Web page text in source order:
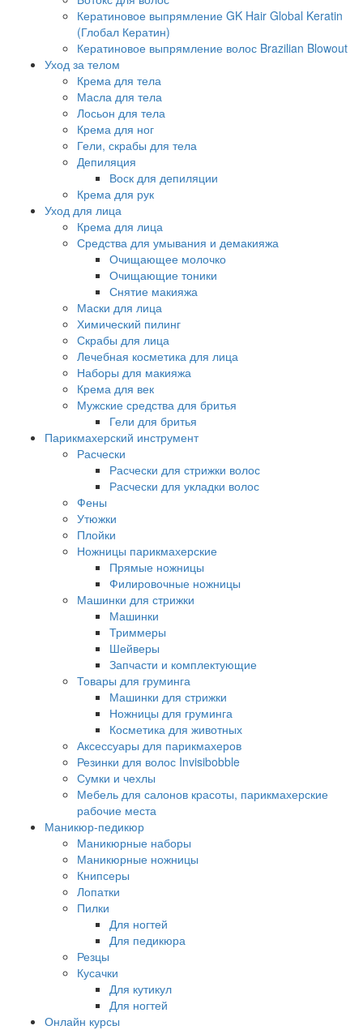
Кератиновое выпрямление GK Hair Global Keratin
(Глобал Кератин)
Кератиновое выпрямление волос Brazilian Blowout
Уход за телом
Крема для тела
Масла для тела
Лосьон для тела
Крема для ног
Гели, скрабы для тела
Депиляция
Воск для депиляции
Крема для рук
Уход для лица
Крема для лица
Средства для умывания и демакияжа
Очищающее молочко
Очищающие тоники
Снятие макияжа
Маски для лица
Химический пилинг
Скрабы для лица
Лечебная косметика для лица
Наборы для макияжа
Крема для век
Мужские средства для бритья
Гели для бритья
Парикмахерский инструмент
Расчески
Расчески для стрижки волос
Расчески для укладки волос
Фены
Утюжки
Плойки
Ножницы парикмахерские
Прямые ножницы
Филировочные ножницы
Машинки для стрижки
Машинки
Триммеры
Шейверы
Запчасти и комплектующие
Товары для груминга
Машинки для стрижки
Ножницы для груминга
Косметика для животных
Аксессуары для парикмахеров
Резинки для волос Invisibobble
Сумки и чехлы
Мебель для салонов красоты, парикмахерские
рабочие места
Маникюр-педикюр
Маникюрные наборы
Маникюрные ножницы
Книпсеры
Лопатки
Пилки
Для ногтей
Для педикюра
Резцы
Кусачки
Для кутикул
Для ногтей
Онлайн курсы